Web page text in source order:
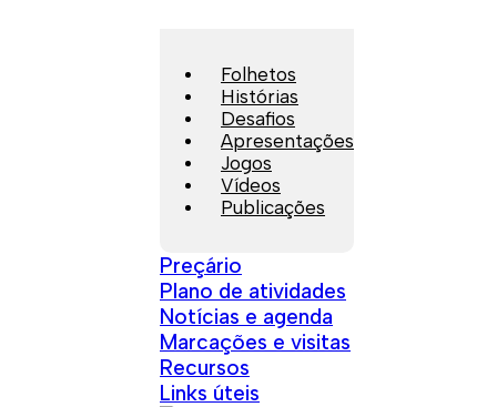
Folhetos
Histórias
Desafios
Apresentações
Jogos
Vídeos
Publicações
Preçário
Plano de atividades
Notícias e agenda
Marcações e visitas
Recursos
Links úteis